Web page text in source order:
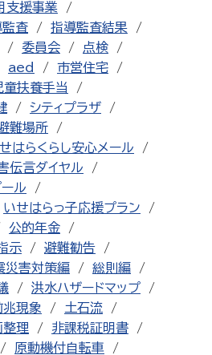
支援事業
監査
指導監査結果
委員会
点検
aed
市営住宅
童扶養手当
シティプラザ
難場所
はらくらし安心メール
伝言ダイヤル
ル
いせはらっ子応援プラン
公的年金
示
避難勧告
災害対策編
総則編
洪水ハザードマップ
兆現象
土石流
整理
非課税証明書
原動機付自転車